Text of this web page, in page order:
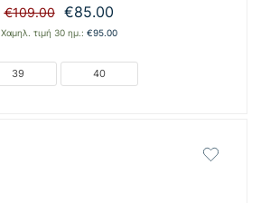
€109.00
Original
price
€109.00.
€85.00Η
τρέχουσα
€85.00.
Χαμηλ. τιμή 30 ημ.: €95.00
39 40